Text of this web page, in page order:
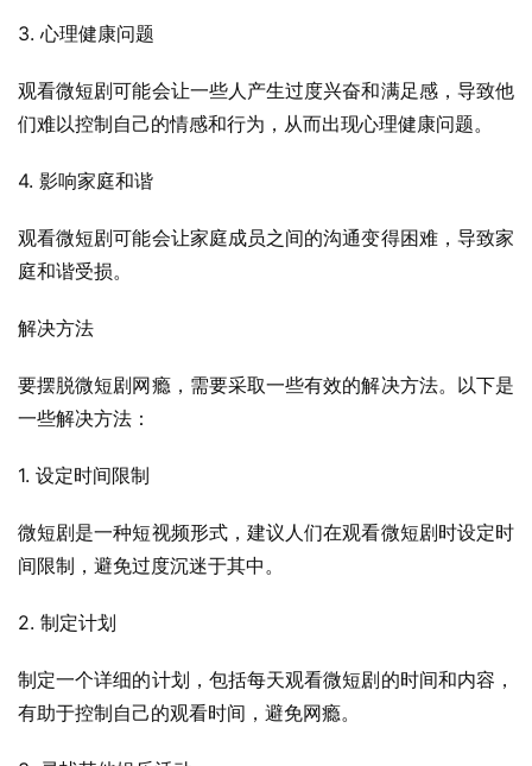
3. 心理健康问题
观看微短剧可能会让一些人产生过度兴奋和满足感，导致他
们难以控制自己的情感和行为，从而出现心理健康问题。
4. 影响家庭和谐
观看微短剧可能会让家庭成员之间的沟通变得困难，导致家
庭和谐受损。
解决方法
要摆脱微短剧网瘾，需要采取一些有效的解决方法。以下是
一些解决方法：
1. 设定时间限制
微短剧是一种短视频形式，建议人们在观看微短剧时设定时
间限制，避免过度沉迷于其中。
2. 制定计划
制定一个详细的计划，包括每天观看微短剧的时间和内容，
有助于控制自己的观看时间，避免网瘾。